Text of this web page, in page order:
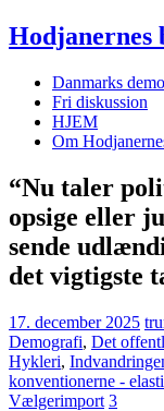
Hodjanernes
Danmarks
Fri diskussion
HJEM
Om
“Nu taler
opsige eller
sende
det vigtigste
17. december 2025
Demografi, Det
Hykleri,
konventionerne -
Vælgerimport 3